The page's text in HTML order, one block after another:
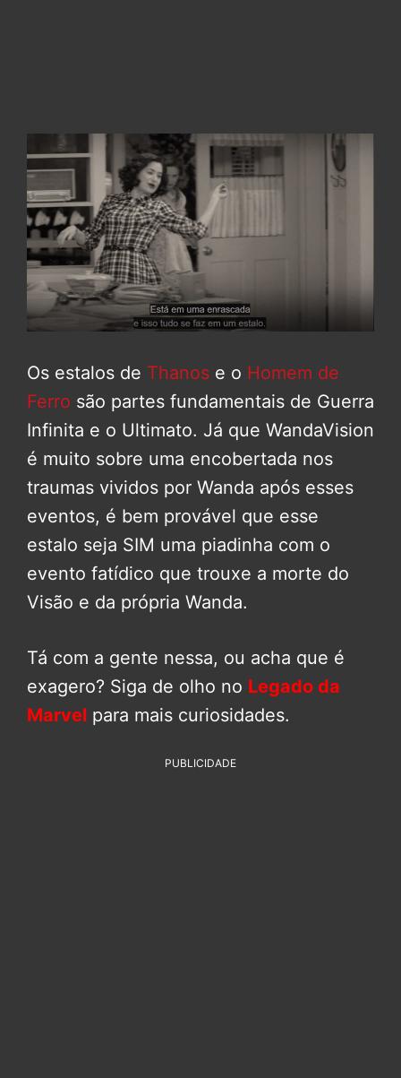
Os estalos de Thanos e o Homem de
Ferro são partes fundamentais de Guerra
Infinita e o Ultimato. Já que WandaVision
é muito sobre uma encobertada nos
traumas vividos por Wanda após esses
eventos, é bem provável que esse
estalo seja SIM uma piadinha com o
evento fatídico que trouxe a morte do
Visão e da própria Wanda.
Tá com a gente nessa, ou acha que é
exagero? Siga de olho no Legado da
Marvel para mais curiosidades.
PUBLICIDADE